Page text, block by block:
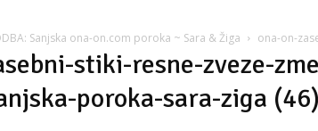
Sanjska ona-on.com poroka ~ Sara & Žiga ona-on-
stiki-resne-zveze-
poroka-sara-ziga (46)